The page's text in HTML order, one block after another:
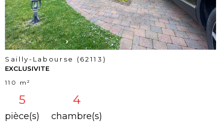
Sailly-Labourse (62113)
EXCLUSIVITE
110 m²
5
pièce(s)
4
chambre(s)